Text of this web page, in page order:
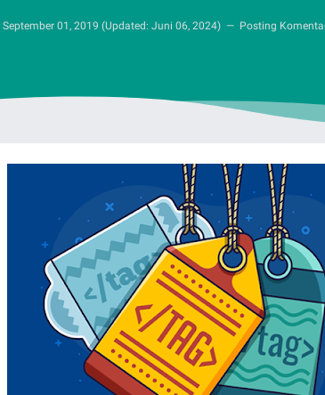
September 01, 2019 (Updated: Juni 06, 2024) Posting